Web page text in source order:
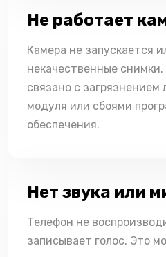
Не работает
Камера не запускается
некачественные
связано с
модуля или сбоями
обеспечения.
Нет звука или
Телефон не
записывает голос. Это